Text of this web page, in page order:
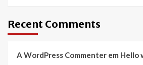
Recent Comments
A WordPress Commenter em Hello